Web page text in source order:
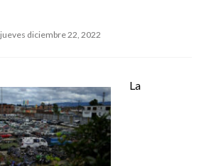
Publicado
jueves diciembre 22, 2022
La